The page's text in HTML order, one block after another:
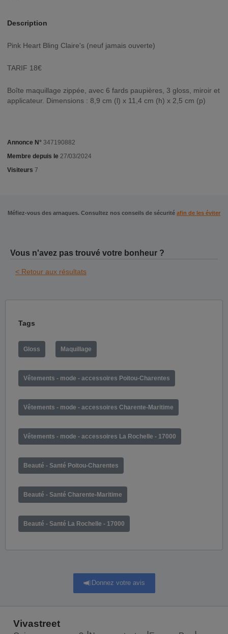
Description
Pink Heart Bling Claire's (neuf jamais ouverte)
TARIF 18€
Boîte maquillage zippée, avec 6 fards paupières, 3 gloss, miroir et
applicateur. Dimensions : 8,9 cm (l) x 11,4 cm (h) x 2,5 cm (p)
Annonce N° 347190882
Membre depuis le 27/03/2024
Visiteurs 7
Méfiez-vous des arnaques. Consultez nos conseils de sécurité afin de les éviter
Vous n'avez pas trouvé votre bonheur ?
< Retour aux résultats
Tags
Gloss Maquillage
Vêtements - mode - accessoires Poitou-Charentes
Vêtements - mode - accessoires Charente-Maritime
Vêtements - mode - accessoires La Rochelle - 17000
Beauté - Santé Poitou-Charentes
Beauté - Santé Charente-Maritime
Beauté - Santé La Rochelle - 17000
Donnez votre avis
Vivastreet